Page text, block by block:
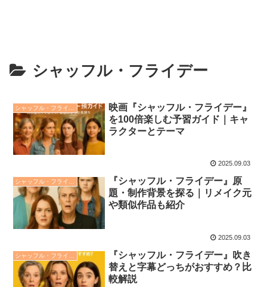
シャッフル・フライデー
映画『シャッフル・フライデー』
を100倍楽しむ予習ガイド｜キャ
ラクターとテーマ
2025.09.03
シャッフル・フライデー
『シャッフル・フライデー』原
題・制作背景を探る｜リメイク元
や類似作品も紹介
2025.09.03
『シャッフル・フライデー』吹き
替えと字幕どっちがおすすめ？比
較解説